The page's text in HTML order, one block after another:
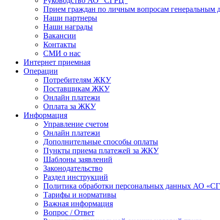
Прием граждан по личным вопросам генеральным
Наши партнеры
Наши награды
Вакансии
Контакты
СМИ о нас
Интернет приемная
Операции
Потребителям ЖКУ
Поставщикам ЖКУ
Онлайн платежи
Оплата за ЖКУ
Информация
Управление счетом
Онлайн платежи
Дополнительные способы оплаты
Пункты приема платежей за ЖКУ
Шаблоны заявлений
Законодательство
Раздел инструкций
Политика обработки персональных данных АО
Тарифы и нормативы
Важная информация
Вопрос / Ответ